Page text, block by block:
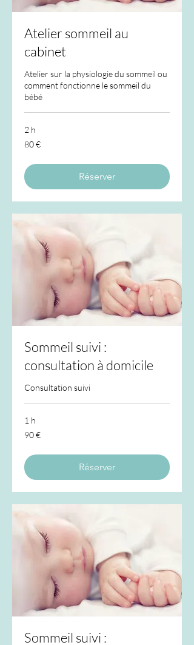
Atelier sommeil au
cabinet
Atelier sur la physiologie du sommeil ou
comment fonctionne le sommeil du
bébé
2 h
80
euros
80 €
Réserver
Sommeil suivi :
consultation à domicile
Consultation suivi
1 h
90
euros
90 €
Réserver
Sommeil suivi :